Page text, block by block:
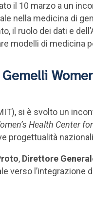
il 10 marzo a un
nella medicina di
il ruolo dei dati e
modelli di medicina
si è svolto un
Health Center
progettualità
, Direttore
verso l’integrazione